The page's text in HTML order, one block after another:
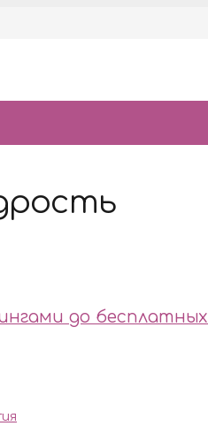
до